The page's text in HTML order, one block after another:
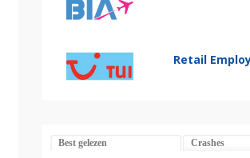
Retail
Best gelezen Crashes